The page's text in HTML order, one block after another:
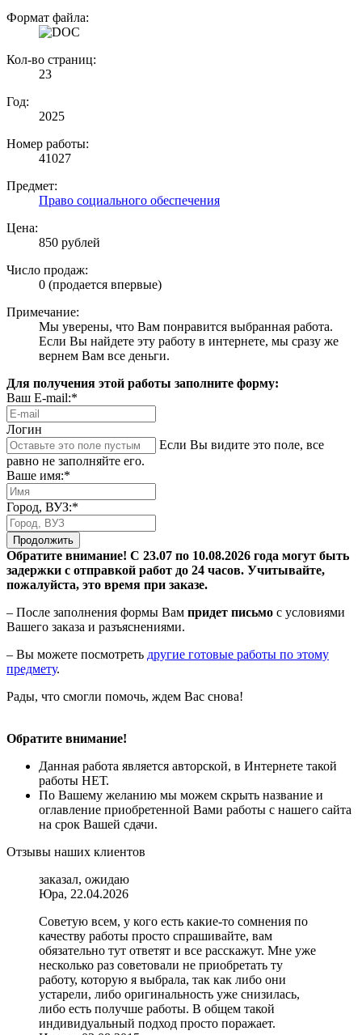
Формат файла:
Кол-во страниц:
23
Год:
2025
Номер работы:
41027
Предмет:
Право социального обеспечения
Цена:
850 рублей
Число продаж:
0 (продается впервые)
Примечание:
Мы уверены, что Вам понравится выбранная работа.
Если Вы найдете эту работу в интернете, мы сразу же
вернем Вам все деньги.
Для получения этой работы заполните форму:
Ваш E-mail:*
Логин
Если Вы видите это поле, все
равно не заполняйте его.
Ваше имя:*
Город, ВУЗ:*
Продолжить
Обратите внимание! С 23.07 по 10.08.2026 года могут быть
задержки с отправкой работ до 24 часов. Учитывайте,
пожалуйста, это время при заказе.
– После заполнения формы Вам придет письмо с условиями
Вашего заказа и разъяснениями.
– Вы можете посмотреть другие готовые работы по этому
предмету.
Рады, что смогли помочь, ждем Вас снова!
Обратите внимание!
Данная работа является авторской, в Интернете такой
работы НЕТ.
По Вашему желанию мы можем скрыть название и
оглавление приобретенной Вами работы с нашего сайта
на срок Вашей сдачи.
Отзывы наших клиентов
заказал, ожидаю
Юра, 22.04.2026
Советую всем, у кого есть какие-то сомнения по
качеству работы просто спрашивайте, вам
обязательно тут ответят и все расскажут. Мне уже
несколько раз советовали не приобретать ту
работу, которую я выбрала, так как либо они
устарели, либо оригинальность уже снизилась,
либо есть получше работы. В общем такой
индивидуальный подход просто поражает.